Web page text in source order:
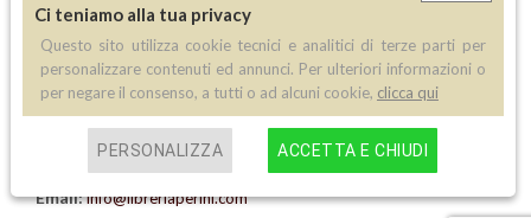
informativa privacy
informativa cookie
creazione siti internet
Contatti
Telefono:(+39) 045 8030073
Email:info@libreriaperini.com
Ci teniamo alla tua privacy
Questo sito utilizza cookie tecnici e analitici di terze parti per
personalizzare contenuti ed annunci. Per ulteriori informazioni o
per negare il consenso, a tutti o ad alcuni cookie, clicca qui
PERSONALIZZA ACCETTA E CHIUDI